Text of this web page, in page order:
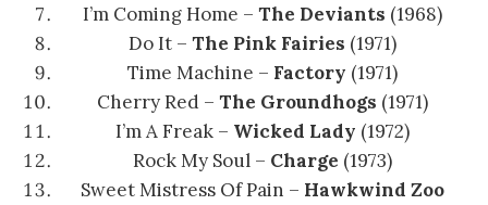
I’m Coming Home – The Deviants (1968)
Do It – The Pink Fairies (1971)
Time Machine – Factory (1971)
Cherry Red – The Groundhogs (1971)
I’m A Freak – Wicked Lady (1972)
Rock My Soul – Charge (1973)
Sweet Mistress Of Pain – Hawkwind Zoo